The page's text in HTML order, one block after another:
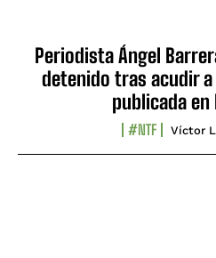
Periodista Ángel
detenido tras acudir
publicada en
#NTF Víctor